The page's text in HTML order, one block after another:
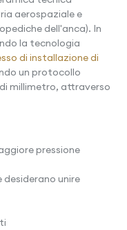
aerospaziale e
dell'anca). In
la tecnologia
di installazione di
un protocollo
millimetro, attraverso
pressione
unire